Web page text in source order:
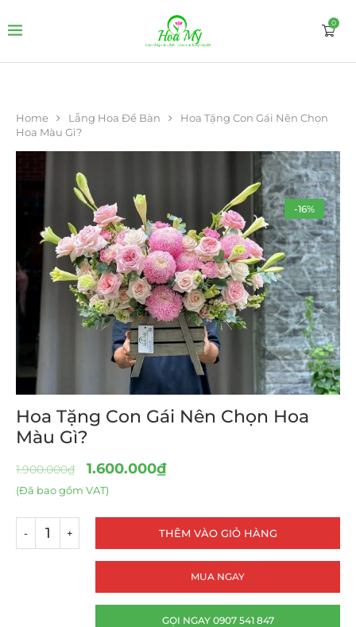
0
Home Lẵng Hoa Để Bàn
Hoa Tặng Con Gái Nên Chọn
Hoa Màu Gì?
-16%
Hoa Tặng Con Gái Nên Chọn Hoa
Màu Gì?
1.900.000₫ 1.600.000₫
(Đã bao gồm VAT)
THÊM VÀO GIỎ HÀNG
MUA NGAY
GỌI NGAY 0907 541 847